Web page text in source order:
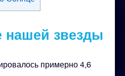
нашей звезды
примерно 4,6